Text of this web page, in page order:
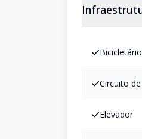
Bicicletário
Circuito
Elevador